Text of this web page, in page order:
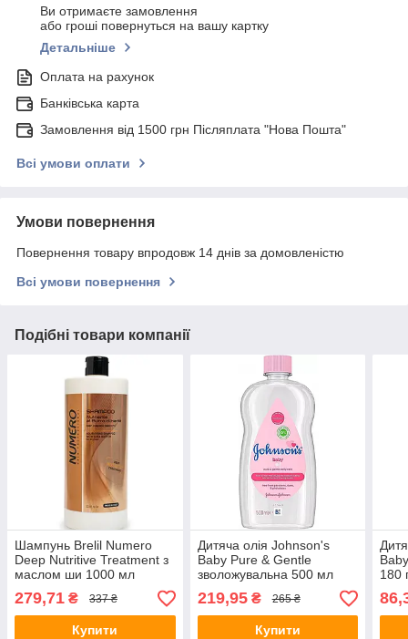
Ви отримаєте замовлення
або гроші повернуться на вашу картку
Детальніше
Оплата на рахунок
Банківська карта
Замовлення від 1500 грн Післяплата "Нова Пошта"
Всі умови оплати
Умови повернення
Повернення товару впродовж 14 днів за домовленістю
Всі умови повернення
Подібні товари компанії
Шампунь Brelil Numero
Deep Nutritive Treatment з
маслом ши 1000 мл
279,71 ₴ 337 ₴
Купити
Дитяча олія Johnson's
Baby Pure & Gentle
зволожувальна 500 мл
219,95₴ 265 ₴
Купити
180